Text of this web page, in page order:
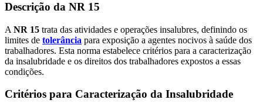
Descrição da NR 15
A NR 15 trata das atividades e operações insalubres, definindo os
limites de tolerância para exposição a agentes nocivos à saúde dos
trabalhadores. Esta norma estabelece critérios para a caracterização
da insalubridade e os direitos dos trabalhadores expostos a essas
condições.
Critérios para Caracterização da Insalubridade